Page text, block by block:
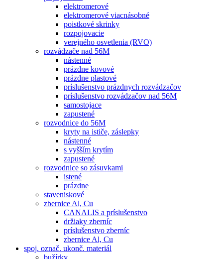
elektromerové
elektromerové viacnásobné
poistkové skrinky
rozpojovacie
verejného osvetlenia (RVO)
rozvádzače nad 56M
nástenné
prázdne kovové
prázdne plastové
príslušenstvo prázdnych rozvádzačov
príslušenstvo rozvádzačov nad 56M
samostojace
zapustené
rozvodnice do 56M
kryty na ističe, záslepky
nástenné
s vyšším krytím
zapustené
rozvodnice so zásuvkami
istené
prázdne
staveniskové
zbernice Al, Cu
CANALIS a príslušenstvo
držiaky zberníc
príslušenstvo zberníc
zbernice Al, Cu
spoj. označ. ukonč. materiál
bužírky